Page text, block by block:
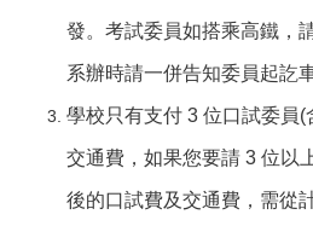
發。考試委員如搭乘高鐵，
系辦時請一併告知委員起訖
學校只有支付 3 位口試委員(
交通費，如果您要請 3 位以
後的口試費及交通費，需從